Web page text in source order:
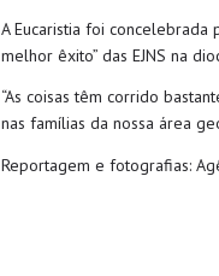
A Eucaristia foi concelebrada
melhor êxito” das EJNS na
“As coisas têm corrido
nas famílias da nossa área
Reportagem e fotografias: